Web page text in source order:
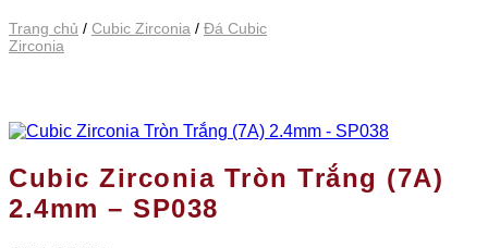
Trang chủ / Cubic Zirconia / Đá Cubic
Zirconia
Cubic Zirconia Tròn Trắng (7A)
2.4mm – SP038